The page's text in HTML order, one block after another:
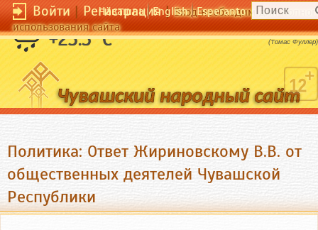
Войти|Регистрация|Вход необходим для
использования сайта
Чӑвашла English Esperanto
+23.5 °C Любить радостней, чем быть любимым.
(Томас Фуллер)
Политика: Ответ Жириновскому В.В. от
общественных деятелей Чувашской
Республики